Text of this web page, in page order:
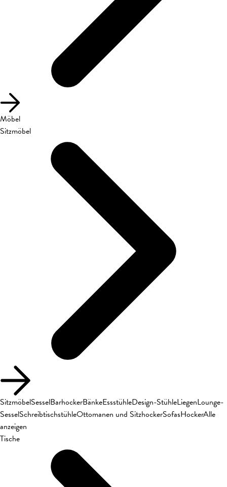
Möbel
Sitzmöbel
SitzmöbelSesselBarhockerBänkeEssstühleDesign-StühleLiegenLounge-
SesselSchreibtischstühleOttomanen und SitzhockerSofasHockerAlle
anzeigen
Tische